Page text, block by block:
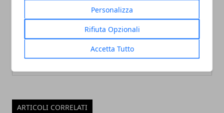
Personalizza
Rifiuta Opzionali
Accetta Tutto
Redazione
ARTICOLI CORRELATI